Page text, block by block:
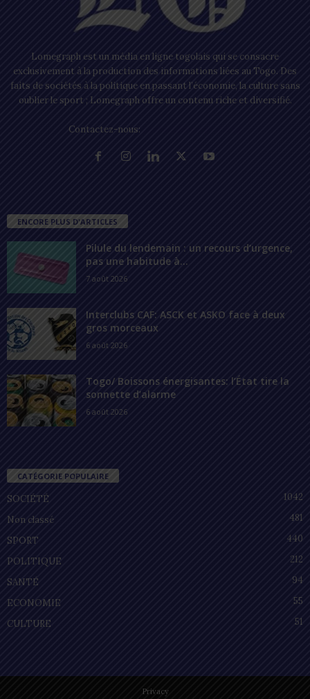
Lomegraph est un média en ligne togolais qui se consacre
exclusivement à la production des informations liées au Togo. Des
faits de sociétés à la politique en passant l’économie, la culture sans
oublier le sport ; Lomegraph offre un contenu riche et diversifié.
Contactez-nous:
ENCORE PLUS D'ARTICLES
Pilule du lendemain : un recours d’urgence,
pas une habitude à...
7 août 2026
Interclubs CAF: ASCK et ASKO face à deux
gros morceaux
6 août 2026
Togo/ Boissons énergisantes: l’État tire la
sonnette d’alarme
6 août 2026
CATÉGORIE POPULAIRE
SOCIÉTÉ
1042
Non classé
481
SPORT
440
POLITIQUE
212
SANTÉ
94
ECONOMIE
55
CULTURE
51
Privacy